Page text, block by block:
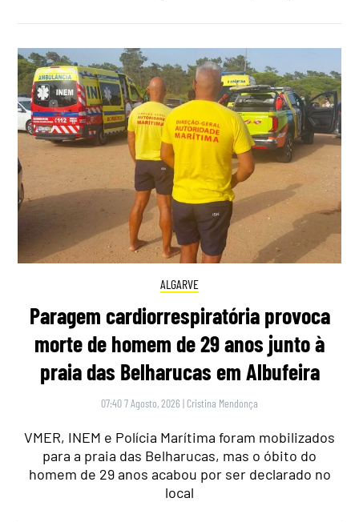
ALGARVE
Paragem cardiorrespiratória provoca
morte de homem de 29 anos junto à
praia das Belharucas em Albufeira
07:40 7 Agosto, 2026 | Cristina Mendonça
VMER, INEM e Polícia Marítima foram mobilizados
para a praia das Belharucas, mas o óbito do
homem de 29 anos acabou por ser declarado no
local